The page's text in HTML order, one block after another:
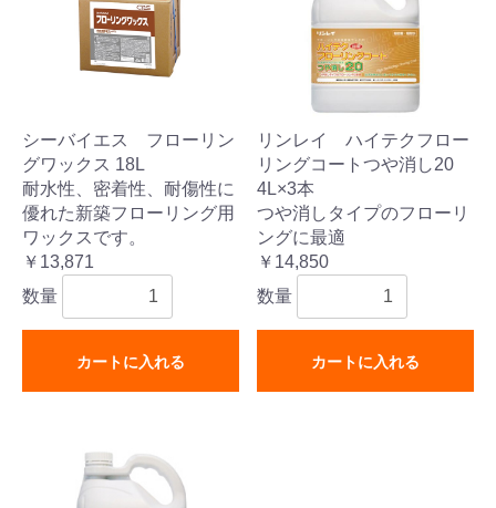
シーバイエス フローリン
グワックス 18L
耐水性、密着性、耐傷性に
優れた新築フローリング用
ワックスです。
￥13,871
数量
カートに入れる
リンレイ ハイテクフロー
リングコートつや消し20
4L×3本
つや消しタイプのフローリ
ングに最適
￥14,850
数量
カートに入れる